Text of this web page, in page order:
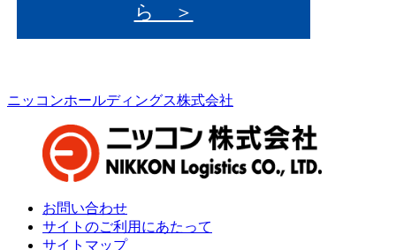
ら ＞
ニッコンホールディングス株式会社
お問い合わせ
サイトのご利用にあたって
サイトマップ